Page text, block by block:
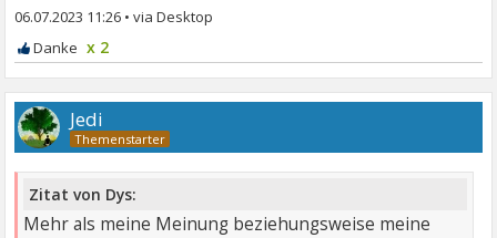
06.07.2023 11:26 •
x 2
Jedi
Zitat von Dys:
Mehr als meine Meinung beziehungsweise meine